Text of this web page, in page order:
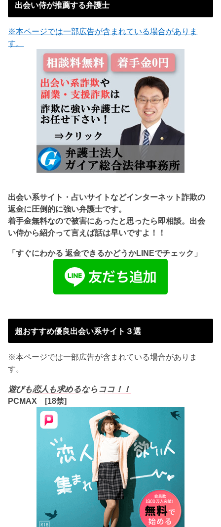
出会い侍が推薦する弁護士
※本ページでは一部広告が含まれている場合がありま
す。
出会い系サイト・占いサイトなどインターネット詐欺の
返金に圧倒的に強い弁護士です。
着手金無料なので被害にあったと思ったら即相談。出会
い侍から紹介って言えば話は早いですよ！！
「すぐにわかる 返金できるかどうかLINEでチェック」
超おすすめ優良出会い系サイト３選
※本ページでは一部広告が含まれている場合がありま
す。
遊びも恋人も求めるならココ！！
PCMAX [18禁]